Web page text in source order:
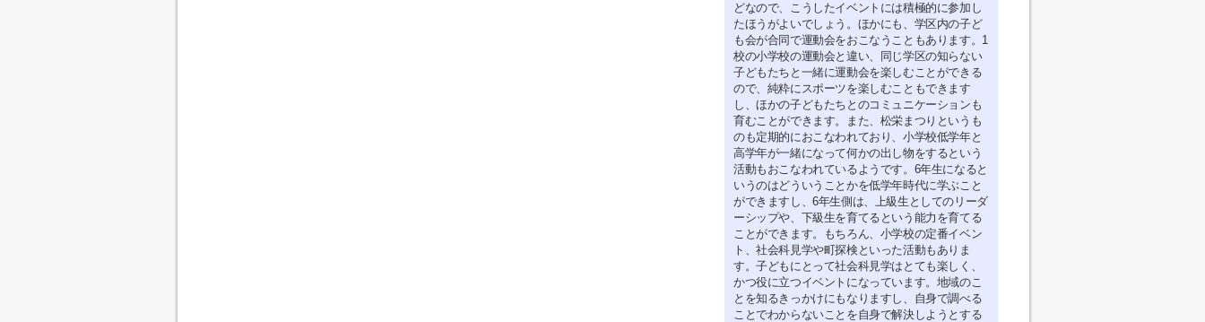
どなので、こうしたイベントには積極的に参加し
たほうがよいでしょう。ほかにも、学区内の子ど
も会が合同で運動会をおこなうこともあります。1
校の小学校の運動会と違い、同じ学区の知らない
子どもたちと一緒に運動会を楽しむことができる
ので、純粋にスポーツを楽しむこともできます
し、ほかの子どもたちとのコミュニケーションも
育むことができます。また、松栄まつりというも
のも定期的におこなわれており、小学校低学年と
高学年が一緒になって何かの出し物をするという
活動もおこなわれているようです。6年生になると
いうのはどういうことかを低学年時代に学ぶこと
ができますし、6年生側は、上級生としてのリーダ
ーシップや、下級生を育てるという能力を育てる
ことができます。もちろん、小学校の定番イベン
ト、社会科見学や町探検といった活動もありま
す。子どもにとって社会科見学はとても楽しく、
かつ役に立つイベントになっています。地域のこ
とを知るきっかけにもなりますし、自身で調べる
ことでわからないことを自身で解決しようとする